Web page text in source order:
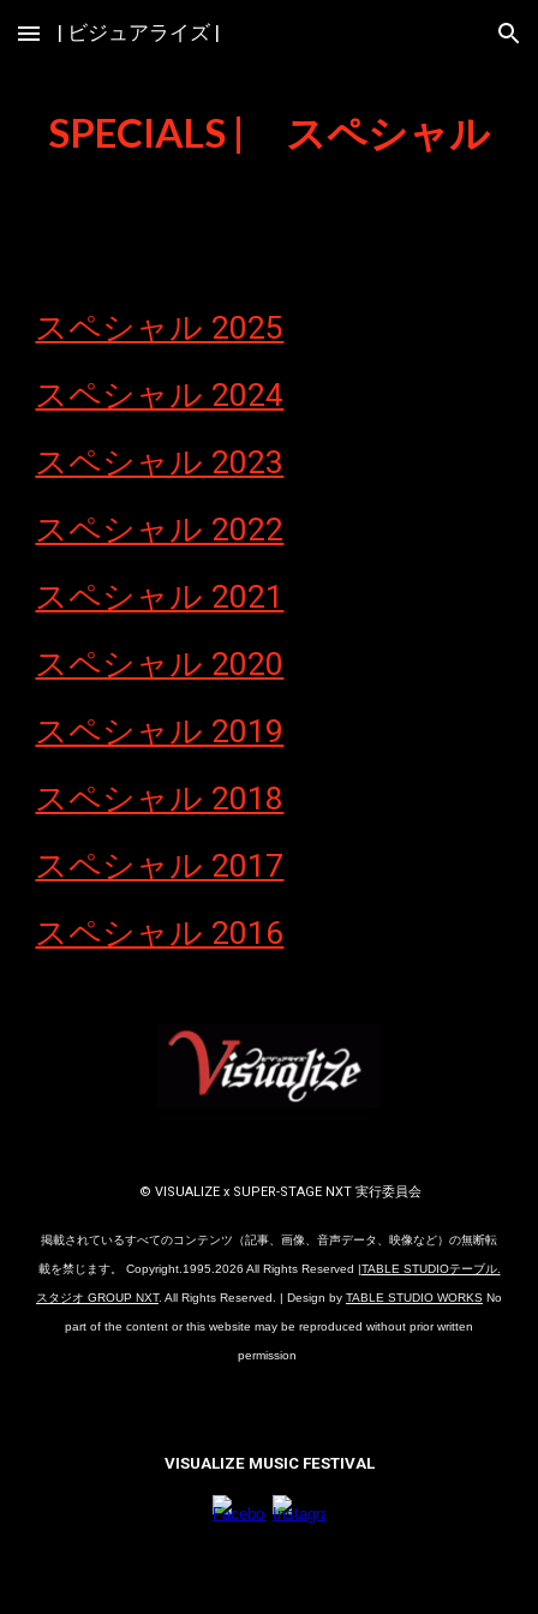
Skip to main content Skip to navigation
| ビジュアライズ |
SPECIALS | スペシャル
スペシャル 2025
スペシャル 2024
スペシャル 2023
スペシャル 2022
スペシャル 2021
スペシャル 2020
スペシャル 2019
スペシャル 2018
スペシャル 2017
スペシャル 2016
© VISUALIZE x SUPER-STAGE NXT 実行委員会
掲載されているすべてのコンテンツ（記事、画像、音声データ、映像など）の無断転
載を禁じます。 Copyright.1995.2026 All Rights Reserved |TABLE STUDIOテーブル.
スタジオ GROUP NXT. All Rights Reserved. | Design by TABLE STUDIO WORKS No
part of the content or this website may be reproduced without prior written
permission
VISUALIZE MUSIC FESTIVAL